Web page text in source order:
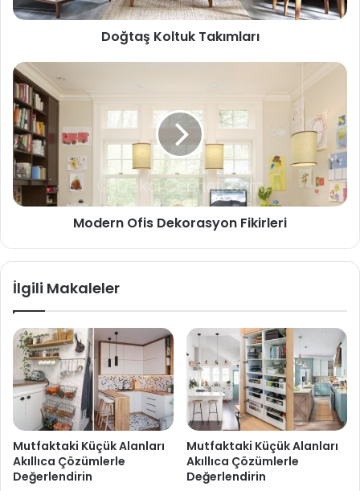
Doğtaş Koltuk Takımları
Modern Ofis Dekorasyon Fikirleri
İlgili Makaleler
Mutfaktaki Küçük Alanları
Akıllıca Çözümlerle
Değerlendirin
Mutfaktaki Küçük Alanları
Akıllıca Çözümlerle
Değerlendirin